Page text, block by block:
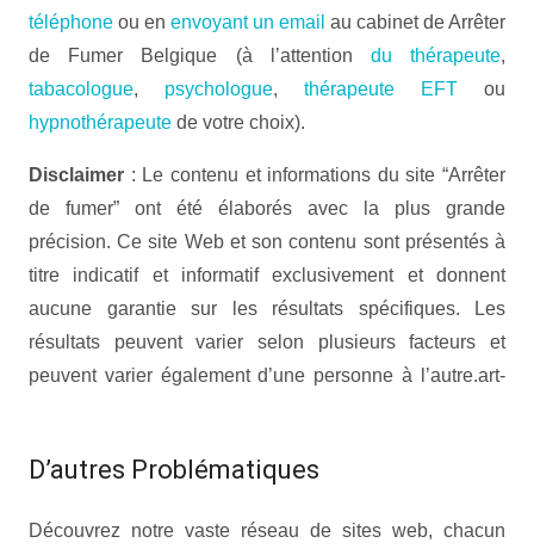
téléphone ou en envoyant un email au cabinet de Arrêter
de Fumer Belgique (à l’attention du thérapeute,
tabacologue, psychologue, thérapeute EFT ou
hypnothérapeute de votre choix).
Disclaimer : Le contenu et informations du site “Arrêter
de fumer” ont été élaborés avec la plus grande
précision. Ce site Web et son contenu sont présentés à
titre indicatif et informatif exclusivement et donnent
aucune garantie sur les résultats spécifiques. Les
résultats peuvent varier selon plusieurs facteurs et
peuvent varier également d’une personne à l’autre.art-
D’autres Problématiques
Découvrez notre vaste réseau de sites web, chacun